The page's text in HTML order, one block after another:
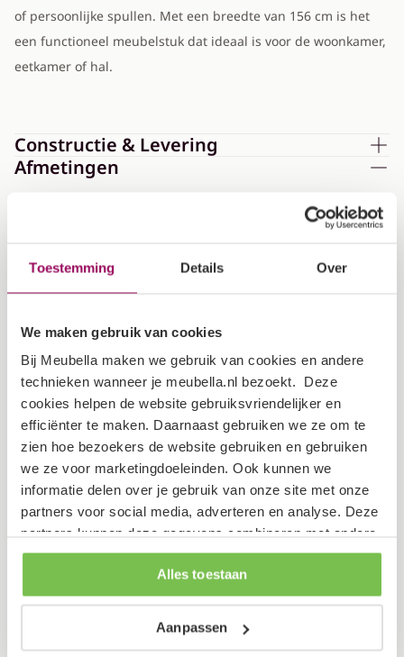
Toestemming Details Over
We maken gebruik van cookies
Bij Meubella maken we gebruik van cookies en andere
technieken wanneer je meubella.nl bezoekt. Deze
cookies helpen de website gebruiksvriendelijker en
efficiënter te maken. Daarnaast gebruiken we ze om te
zien hoe bezoekers de website gebruiken en gebruiken
we ze voor marketingdoeleinden. Ook kunnen we
informatie delen over je gebruik van onze site met onze
partners voor social media, adverteren en analyse. Deze
partners kunnen deze gegevens combineren met andere
informatie die je aan ze hebt verstrekt of die ze hebben
verzameld op basis van je gebruik van hun services.
Alles toestaan
Aanpassen
of persoonlijke spullen. Met een breedte van 156 cm is het
een functioneel meubelstuk dat ideaal is voor de woonkamer,
eetkamer of hal.
Constructie & Levering
Afmetingen
Diepte
Hoogte 89 cm
Specificaties
Garantietermijn 2 jaar
Verpakking
Dit artikel bestaat uit 2 pakketten